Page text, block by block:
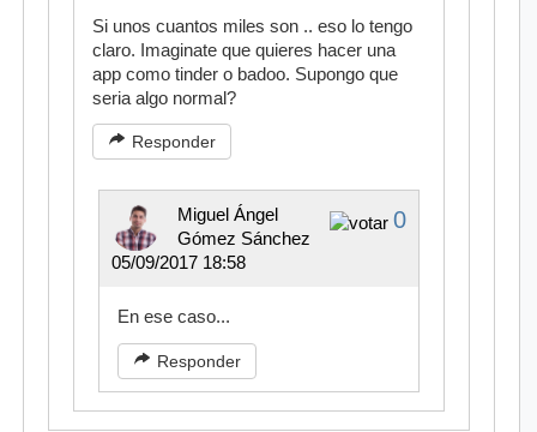
Si unos cuantos miles son .. eso lo tengo
claro. Imaginate que quieres hacer una
app como tinder o badoo. Supongo que
seria algo normal?
Responder
0
Miguel Ángel
Gómez Sánchez
05/09/2017 18:58
En ese caso...
Responder